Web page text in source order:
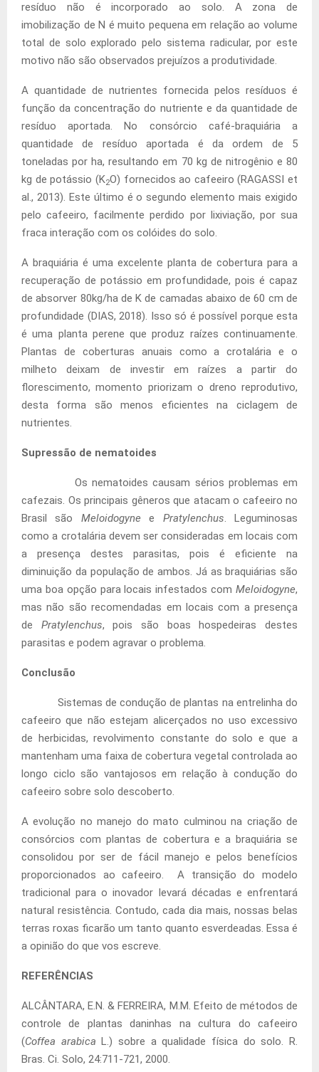
resíduo não é incorporado ao solo. A zona de
imobilização de N é muito pequena em relação ao volume
total de solo explorado pelo sistema radicular, por este
motivo não são observados prejuízos a produtividade.
A quantidade de nutrientes fornecida pelos resíduos é
função da concentração do nutriente e da quantidade de
resíduo aportada. No consórcio café-braquiária a
quantidade de resíduo aportada é da ordem de 5
toneladas por ha, resultando em 70 kg de nitrogênio e 80
kg de potássio (K2O) fornecidos ao cafeeiro (RAGASSI et
al., 2013). Este último é o segundo elemento mais exigido
pelo cafeeiro, facilmente perdido por lixiviação, por sua
fraca interação com os colóides do solo.
A braquiária é uma excelente planta de cobertura para a
recuperação de potássio em profundidade, pois é capaz
de absorver 80kg/ha de K de camadas abaixo de 60 cm de
profundidade (DIAS, 2018). Isso só é possível porque esta
é uma planta perene que produz raízes continuamente.
Plantas de coberturas anuais como a crotalária e o
milheto deixam de investir em raízes a partir do
florescimento, momento priorizam o dreno reprodutivo,
desta forma são menos eficientes na ciclagem de
nutrientes.
Supressão de nematoides
Os nematoides causam sérios problemas em
cafezais. Os principais gêneros que atacam o cafeeiro no
Brasil são Meloidogyne e Pratylenchus. Leguminosas
como a crotalária devem ser consideradas em locais com
a presença destes parasitas, pois é eficiente na
diminuição da população de ambos. Já as braquiárias são
uma boa opção para locais infestados com Meloidogyne,
mas não são recomendadas em locais com a presença
de Pratylenchus, pois são boas hospedeiras destes
parasitas e podem agravar o problema.
Conclusão
Sistemas de condução de plantas na entrelinha do
cafeeiro que não estejam alicerçados no uso excessivo
de herbicidas, revolvimento constante do solo e que a
mantenham uma faixa de cobertura vegetal controlada ao
longo ciclo são vantajosos em relação à condução do
cafeeiro sobre solo descoberto.
A evolução no manejo do mato culminou na criação de
consórcios com plantas de cobertura e a braquiária se
consolidou por ser de fácil manejo e pelos benefícios
proporcionados ao cafeeiro. A transição do modelo
tradicional para o inovador levará décadas e enfrentará
natural resistência. Contudo, cada dia mais, nossas belas
terras roxas ficarão um tanto quanto esverdeadas. Essa é
a opinião do que vos escreve.
REFERÊNCIAS
ALCÂNTARA, E.N. & FERREIRA, M.M. Efeito de métodos de
controle de plantas daninhas na cultura do cafeeiro
(Coffea arabica L.) sobre a qualidade física do solo. R.
Bras. Ci. Solo, 24:711-721, 2000.